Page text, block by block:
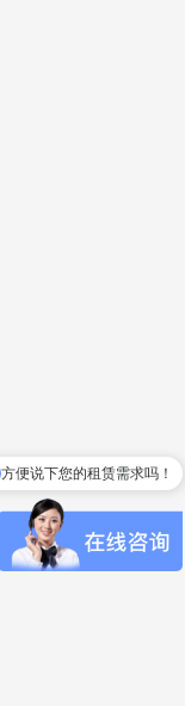
招商经理在线！！
方便说下您的租赁需求吗！